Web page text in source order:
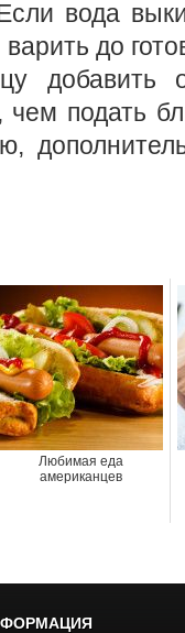
вода
до
добавить
подать
Любимая еда
американцев